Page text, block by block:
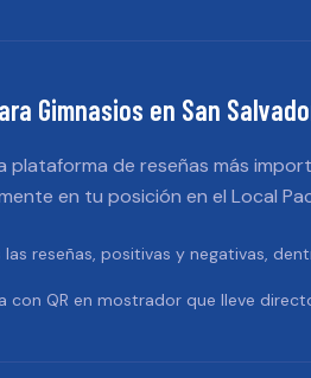
Gimnasios en San
plataforma de reseñas más
en tu posición en el Local
reseñas, positivas y negativas,
con QR en mostrador que lleve